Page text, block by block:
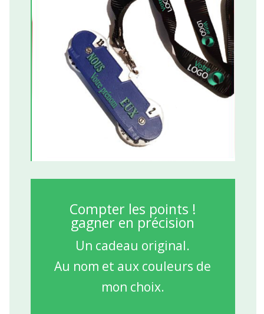
Compter les points !
gagner en précision
Un cadeau original.
Au nom et aux couleurs de
mon choix.